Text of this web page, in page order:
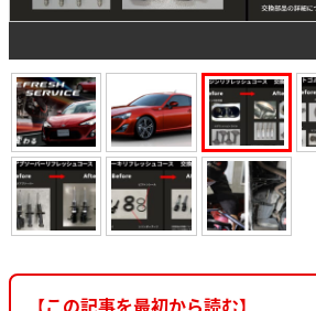
【この記事を最初から読む】